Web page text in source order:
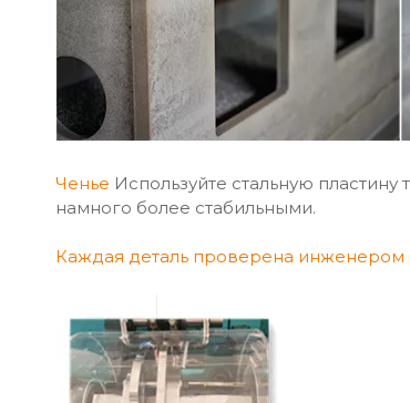
Ченье Используйте стальную
намного более стабильными.
Каждая деталь проверена инженером